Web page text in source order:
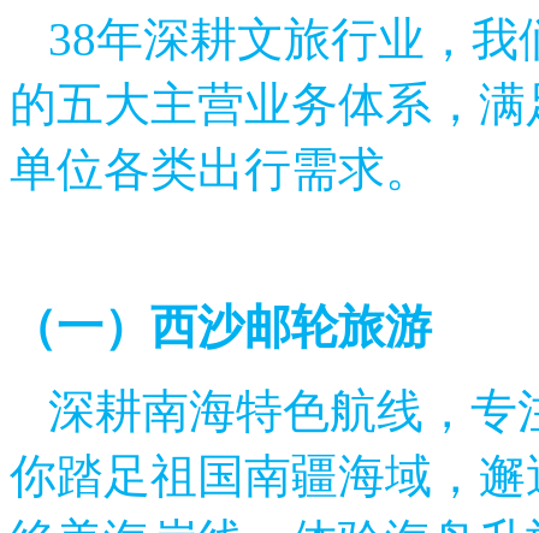
38年深耕文旅行业，
的五大主营业务体系，
单位各类出行需求。
（一）西沙邮轮旅游
深耕南海特色航线，专
你踏足祖国南疆海域，